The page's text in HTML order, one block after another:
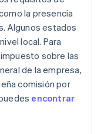
la presencia
Algunos estados
local. Para
sobre las
de la empresa,
comisión por
encontrar